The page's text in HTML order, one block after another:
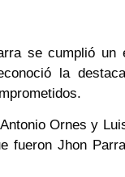
se cumplió
la
Ornes y
fueron Jhon